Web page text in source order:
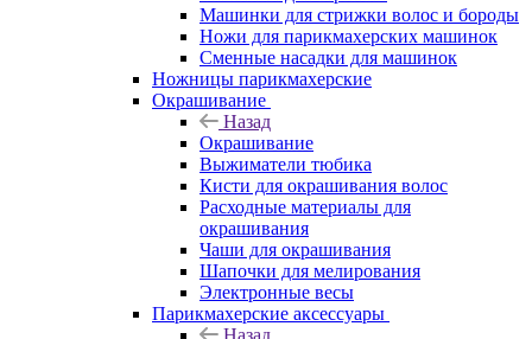
Машинки для стрижки волос и бороды
Ножи для парикмахерских машинок
Сменные насадки для машинок
Ножницы парикмахерские
Окрашивание
Назад
Окрашивание
Выжиматели тюбика
Кисти для окрашивания волос
Расходные материалы для
окрашивания
Чаши для окрашивания
Шапочки для мелирования
Электронные весы
Парикмахерские аксессуары
Назад